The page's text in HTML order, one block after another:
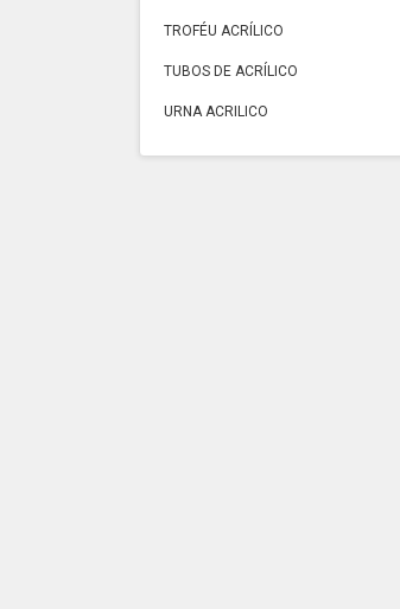
TROFÉU ACRÍLICO
TUBOS DE ACRÍLICO
URNA ACRILICO